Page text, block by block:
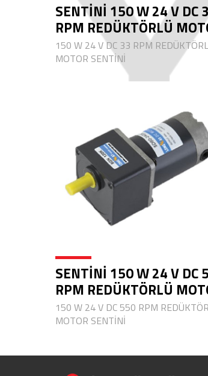
SENTİNİ 150 W 24 V DC
RPM REDÜKTÖRLÜ
150 W 24 V DC 33 RPM
MOTOR SENTİNİ
SENTİNİ 150 W 24 V DC
RPM REDÜKTÖRLÜ
150 W 24 V DC 550 RPM
MOTOR SENTİNİ